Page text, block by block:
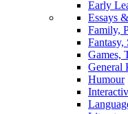
Early
Essays
Family,
Games,
General
Humour